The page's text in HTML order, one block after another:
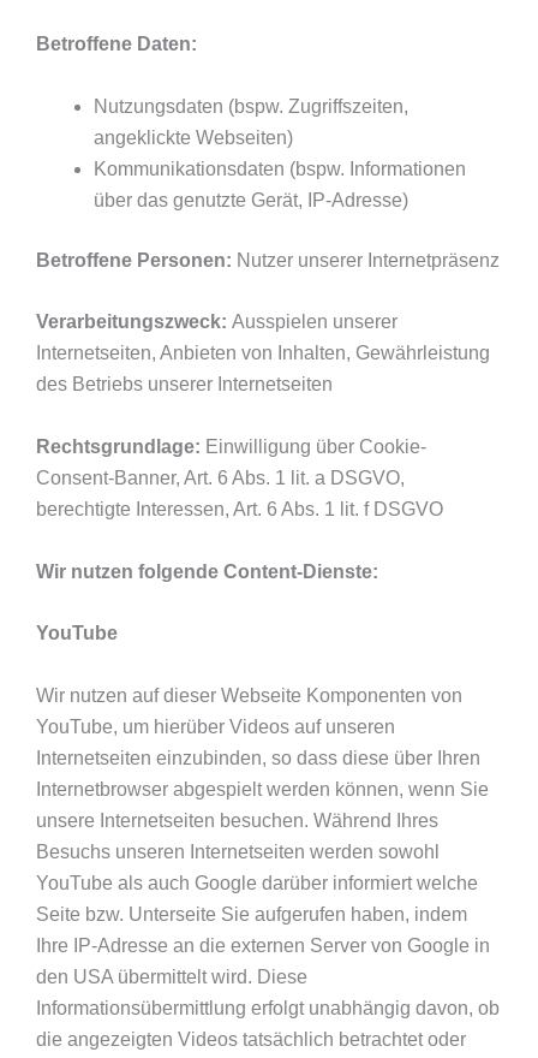
Betroffene Daten:
Nutzungsdaten (bspw. Zugriffszeiten,
angeklickte Webseiten)
Kommunikationsdaten (bspw. Informationen
über das genutzte Gerät, IP-Adresse)
Betroffene Personen: Nutzer unserer Internetpräsenz
Verarbeitungszweck: Ausspielen unserer
Internetseiten, Anbieten von Inhalten, Gewährleistung
des Betriebs unserer Internetseiten
Rechtsgrundlage: Einwilligung über Cookie-
Consent-Banner, Art. 6 Abs. 1 lit. a DSGVO,
berechtigte Interessen, Art. 6 Abs. 1 lit. f DSGVO
Wir nutzen folgende Content-Dienste:
YouTube
Wir nutzen auf dieser Webseite Komponenten von
YouTube, um hierüber Videos auf unseren
Internetseiten einzubinden, so dass diese über Ihren
Internetbrowser abgespielt werden können, wenn Sie
unsere Internetseiten besuchen. Während Ihres
Besuchs unseren Internetseiten werden sowohl
YouTube als auch Google darüber informiert welche
Seite bzw. Unterseite Sie aufgerufen haben, indem
Ihre IP-Adresse an die externen Server von Google in
den USA übermittelt wird. Diese
Informationsübermittlung erfolgt unabhängig davon, ob
die angezeigten Videos tatsächlich betrachtet oder